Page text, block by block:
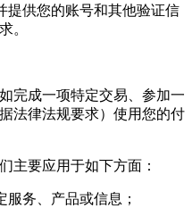
提供您的账号和其他验证信
。
成一项特定交易、参加一
法律法规要求）使用您的付
要应用于如下方面：
务、产品或信息；